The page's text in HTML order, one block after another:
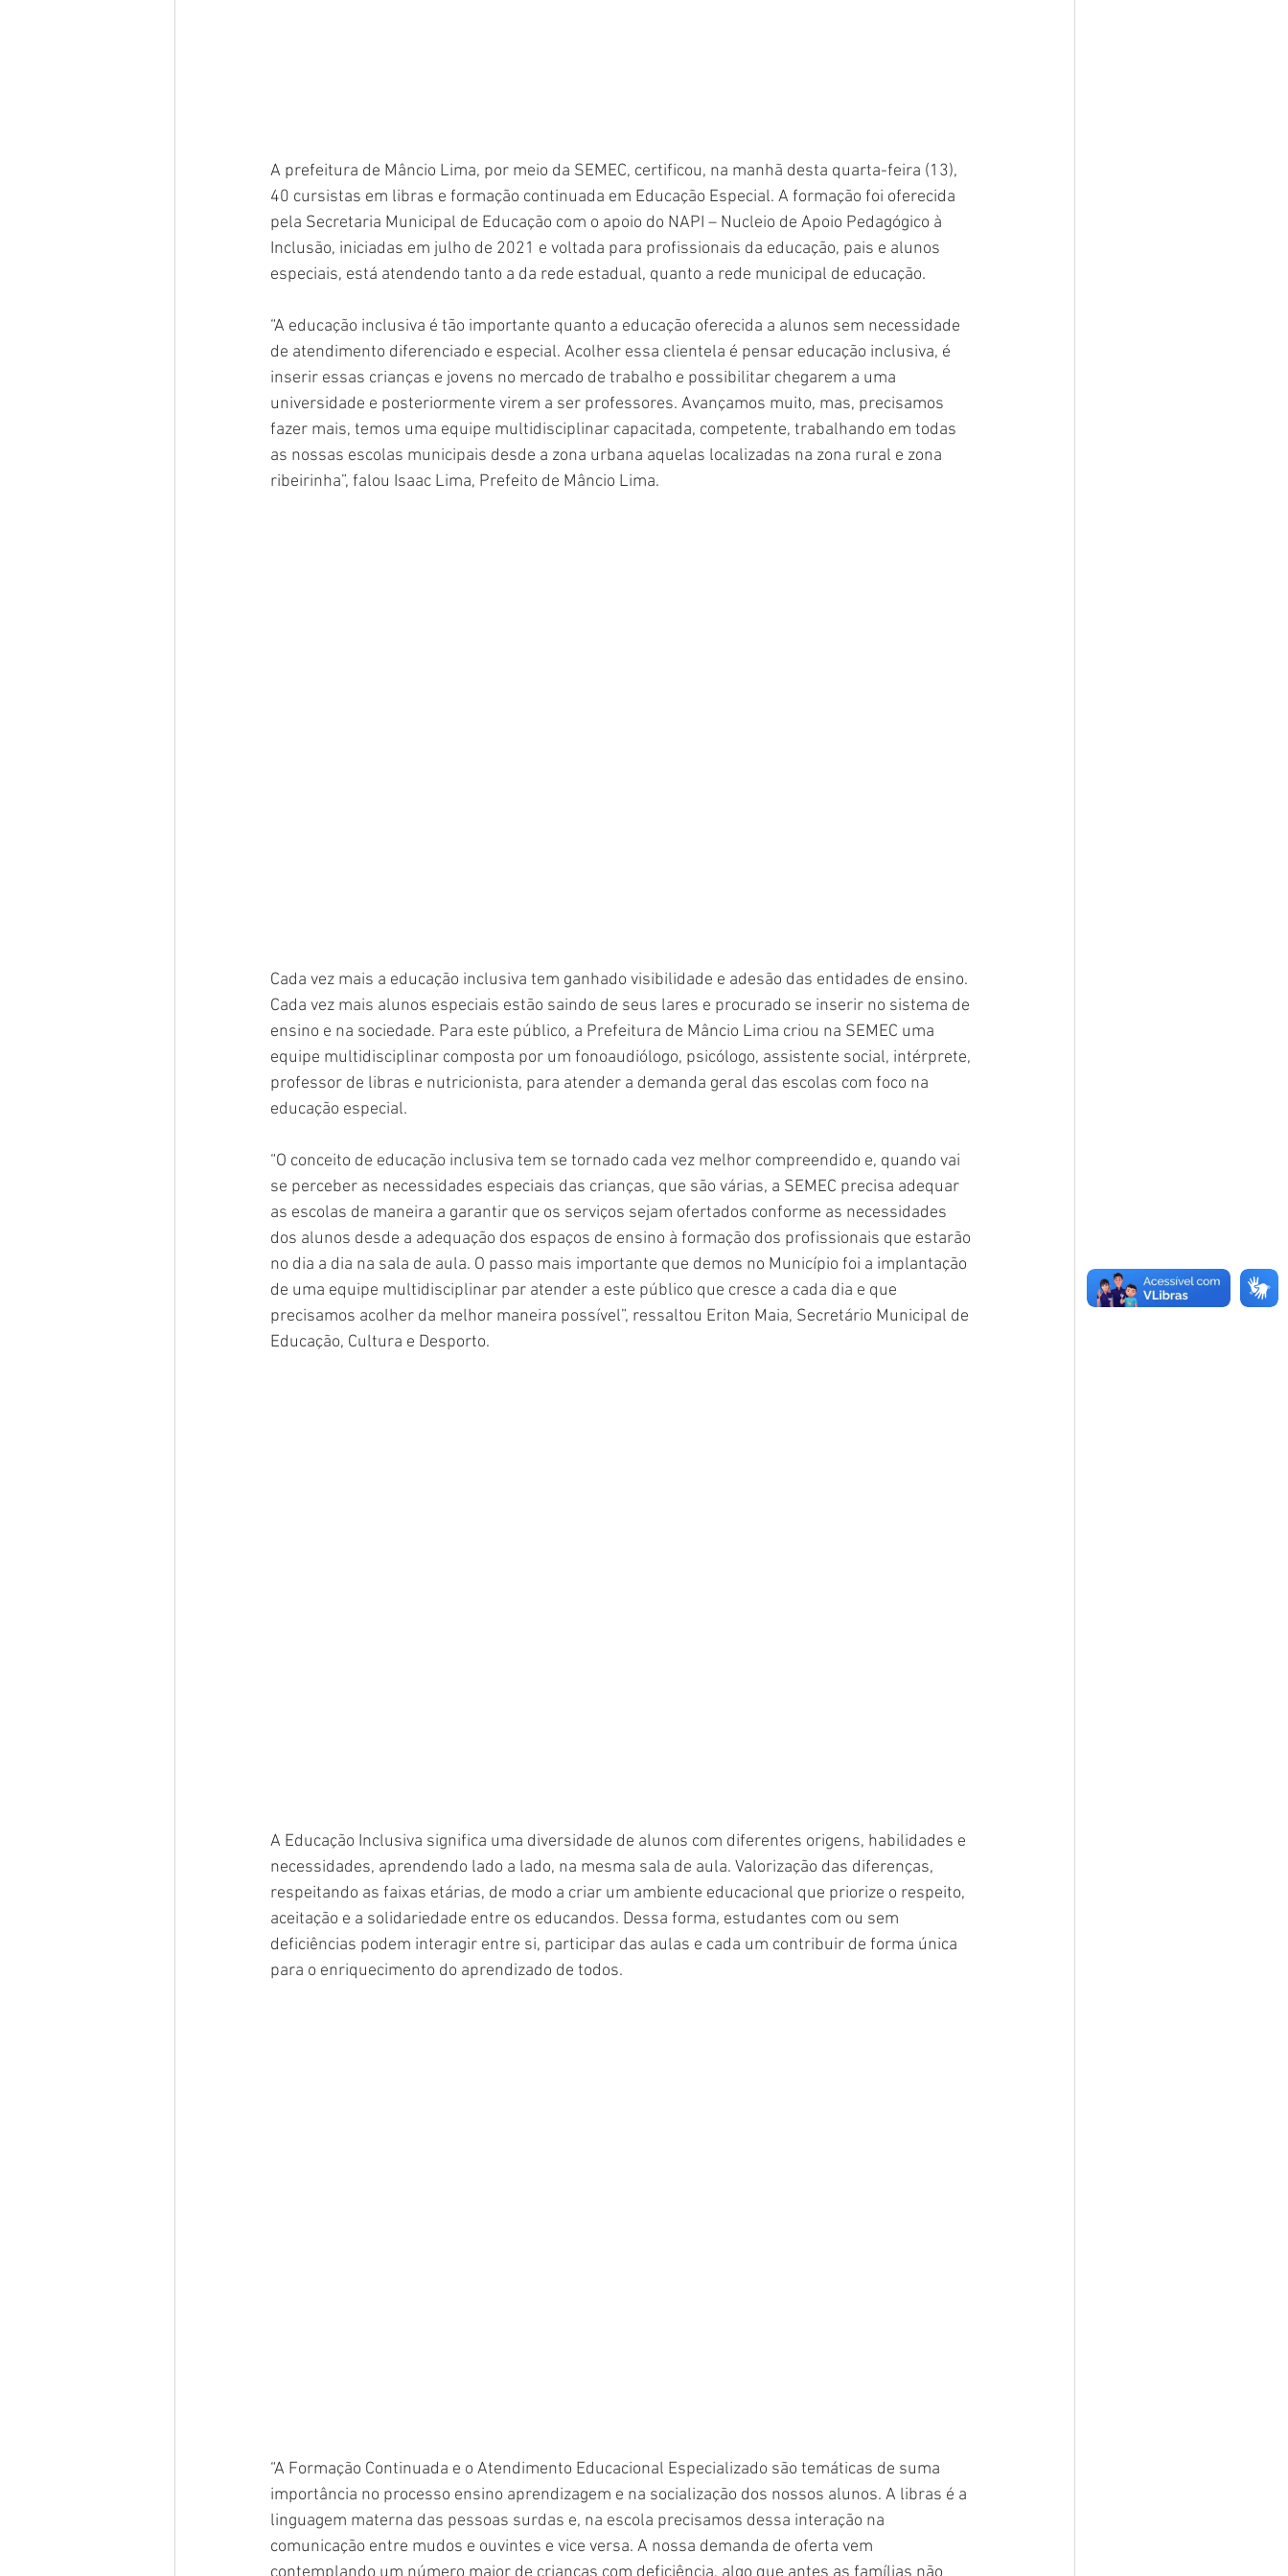
A prefeitura de Mâncio Lima, por meio da SEMEC, certificou, na manhã desta quarta-feira (13),
40 cursistas em libras e formação continuada em Educação Especial. A formação foi oferecida
pela Secretaria Municipal de Educação com o apoio do NAPI – Nucleio de Apoio Pedagógico à
Inclusão, iniciadas em julho de 2021 e voltada para profissionais da educação, pais e alunos
especiais, está atendendo tanto a da rede estadual, quanto a rede municipal de educação.
“A educação inclusiva é tão importante quanto a educação oferecida a alunos sem necessidade
de atendimento diferenciado e especial. Acolher essa clientela é pensar educação inclusiva, é
inserir essas crianças e jovens no mercado de trabalho e possibilitar chegarem a uma
universidade e posteriormente virem a ser professores. Avançamos muito, mas, precisamos
fazer mais, temos uma equipe multidisciplinar capacitada, competente, trabalhando em todas
as nossas escolas municipais desde a zona urbana aquelas localizadas na zona rural e zona
ribeirinha”, falou Isaac Lima, Prefeito de Mâncio Lima.
Cada vez mais a educação inclusiva tem ganhado visibilidade e adesão das entidades de ensino.
Cada vez mais alunos especiais estão saindo de seus lares e procurado se inserir no sistema de
ensino e na sociedade. Para este público, a Prefeitura de Mâncio Lima criou na SEMEC uma
equipe multidisciplinar composta por um fonoaudiólogo, psicólogo, assistente social, intérprete,
professor de libras e nutricionista, para atender a demanda geral das escolas com foco na
educação especial.
“O conceito de educação inclusiva tem se tornado cada vez melhor compreendido e, quando vai
se perceber as necessidades especiais das crianças, que são várias, a SEMEC precisa adequar
as escolas de maneira a garantir que os serviços sejam ofertados conforme as necessidades
dos alunos desde a adequação dos espaços de ensino à formação dos profissionais que estarão
no dia a dia na sala de aula. O passo mais importante que demos no Município foi a implantação
de uma equipe multidisciplinar par atender a este público que cresce a cada dia e que
precisamos acolher da melhor maneira possível”, ressaltou Eriton Maia, Secretário Municipal de
Educação, Cultura e Desporto.
A Educação Inclusiva significa uma diversidade de alunos com diferentes origens, habilidades e
necessidades, aprendendo lado a lado, na mesma sala de aula. Valorização das diferenças,
respeitando as faixas etárias, de modo a criar um ambiente educacional que priorize o respeito,
aceitação e a solidariedade entre os educandos. Dessa forma, estudantes com ou sem
deficiências podem interagir entre si, participar das aulas e cada um contribuir de forma única
para o enriquecimento do aprendizado de todos.
“A Formação Continuada e o Atendimento Educacional Especializado são temáticas de suma
importância no processo ensino aprendizagem e na socialização dos nossos alunos. A libras é a
linguagem materna das pessoas surdas e, na escola precisamos dessa interação na
comunicação entre mudos e ouvintes e vice versa. A nossa demanda de oferta vem